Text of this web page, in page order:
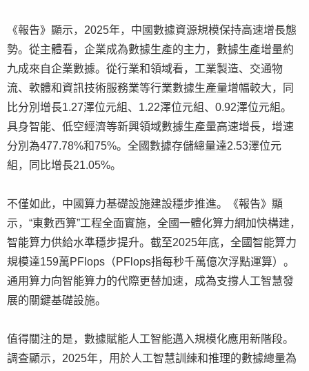
《報告》顯示，2025年，中國數據資源規模保持高速增長態
勢。從主體看，企業成為數據生產的主力，數據生產增量約
九成來自企業數據。從行業和領域看，工業製造、交通物
流、軟體和資訊技術服務業等行業數據生產量增幅較大，同
比分別增長1.27澤位元組、1.22澤位元組、0.92澤位元組。
具身智能、低空經濟等新興領域數據生產量高速增長，增速
分別為477.78%和75%。全國數據存儲總量達2.53澤位元
組，同比增長21.05%。
不僅如此，中國算力基礎設施建設穩步推進。《報告》顯
示，“東數西算”工程全面實施，全國一體化算力網加快構建，
智能算力供給水準穩步提升。截至2025年底，全國智能算力
規模達159萬PFlops（PFlops指每秒千萬億次浮點運算）。
通用算力向智能算力的代際更替加速，成為支撐人工智慧發
展的關鍵基礎設施。
值得關注的是，數據賦能人工智能邁入規模化應用新階段。
調查顯示，2025年，用於人工智慧訓練和推理的數據總量為